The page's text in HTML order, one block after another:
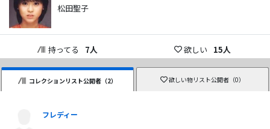
松田聖子
持ってる 7人 欲しい 15人
コレクションリスト公開者（2） 欲しい物リスト公開者（0）
フレディー